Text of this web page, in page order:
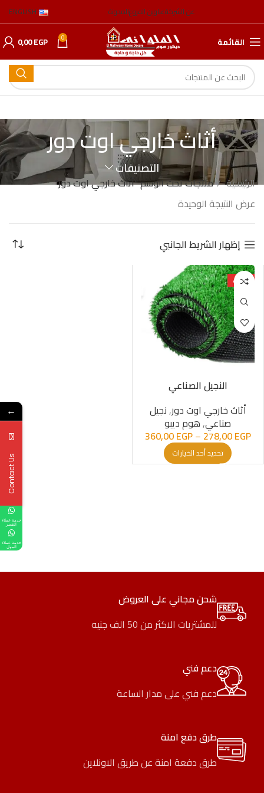
عن الشركةعناوين الفروعالمدونة ENGLISH
القائمة 0
0,00EGP
أثاث خارجي اوت دور
التصنيفات
الرئيسية منتجات تحت الوسم “أثاث خارجي اوت دور”
عرض النتيجة الوحيدة
إظهار الشريط الجانبي
حصري
النجيل الصناعي
أثاث خارجي اوت دور,نجیل
صناعي,هوم ديبو
278,00EGP
–
360,00EGP
تحديد أحد الخيارات
شحن مجاني على العروض
للمشتريات الاكثر من 50 الف جنيه
دعم فني
دعم فني على مدار الساعة
طرق دفع امنة
طرق دفعة امنة عن طريق الاونلاين
←
Contact Us
خدمة عملاء
القصر
خدمة عملاء
المول